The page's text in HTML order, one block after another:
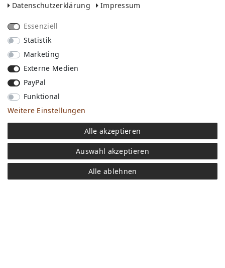
Versandkosten
Bezahlen
Widerrufs­recht
Impressum
Store
FAQ
Jobs
Daten­schutz­erklärung
Impressum
Essenziell
Statistik
Marketing
Externe Medien
PayPal
Funktional
Weitere Einstellungen
Alle akzeptieren
Auswahl akzeptieren
Alle ablehnen